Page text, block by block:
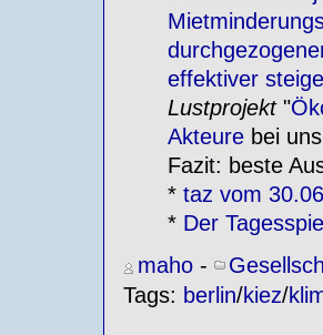
effektiver
Lustprojekt"
Akteurebei uns
Fazit: beste
* taz vom
* Der
maho-
Tags: berlin/kiez/